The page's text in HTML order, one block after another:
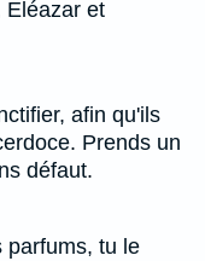
Eléazar et
afin qu'ils
Prends un
défaut.
parfums, tu le